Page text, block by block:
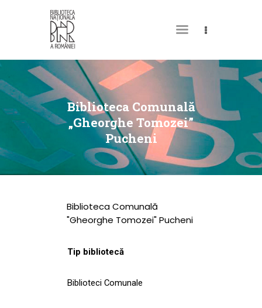
Biblioteca Comunală
„Gheorghe Tomozei”
Pucheni
DESPRE NOI
PERMISUL MEU DE
BIBLIOTECĂ
CATALOAGE ȘI
COLECȚII
BIBLIOTECA DIGITALĂ
EVENIMENTE
CULTURALE
NOUTĂȚI
Biblioteca Comunală
"Gheorghe Tomozei" Pucheni
Tip bibliotecă
Biblioteci Comunale